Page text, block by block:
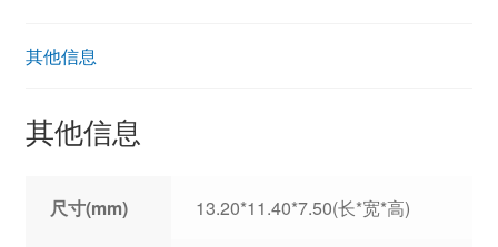
其他信息
其他信息
尺寸(mm) 13.20*11.40*7.50(长*宽*高)